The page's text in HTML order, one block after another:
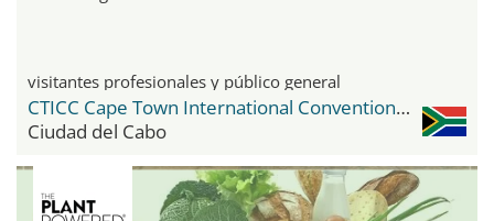
visitantes profesionales y público general
CTICC Cape Town International Convention Center
Ciudad del Cabo